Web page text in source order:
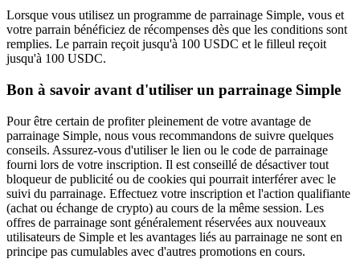
Lorsque vous utilisez un programme de parrainage Simple, vous et
votre parrain bénéficiez de récompenses dès que les conditions sont
remplies. Le parrain reçoit jusqu'à 100 USDC et le filleul reçoit
jusqu'à 100 USDC.
Bon à savoir avant d'utiliser un parrainage Simple
Pour être certain de profiter pleinement de votre avantage de
parrainage Simple, nous vous recommandons de suivre quelques
conseils. Assurez-vous d'utiliser le lien ou le code de parrainage
fourni lors de votre inscription. Il est conseillé de désactiver tout
bloqueur de publicité ou de cookies qui pourrait interférer avec le
suivi du parrainage. Effectuez votre inscription et l'action qualifiante
(achat ou échange de crypto) au cours de la même session. Les
offres de parrainage sont généralement réservées aux nouveaux
utilisateurs de Simple et les avantages liés au parrainage ne sont en
principe pas cumulables avec d'autres promotions en cours.